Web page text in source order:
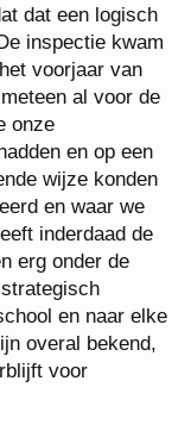
dat een logisch
inspectie kwam
voorjaar van
al voor de
onze
en op een
wijze konden
en waar we
inderdaad de
erg onder de
en naar elke
overal bekend,
voor